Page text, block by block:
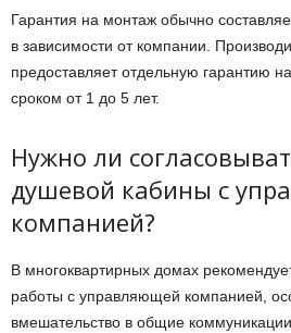
Гарантия на монтаж обычно
в зависимости от компании.
предоставляет отдельную гарантию
сроком от 1 до 5 лет.
Нужно ли
душевой кабины с
компанией?
В многоквартирных домах
работы с управляющей компанией,
вмешательство в общие